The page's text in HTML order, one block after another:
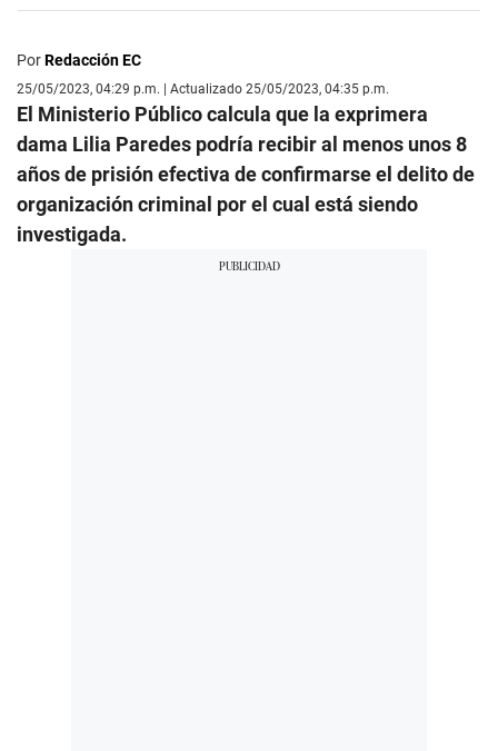
PorRedacción EC
25/05/2023, 04:29 p.m. | Actualizado 25/05/2023, 04:35 p.m.
El Ministerio Público calcula que la exprimera
dama Lilia Paredes podría recibir al menos unos 8
años de prisión efectiva de confirmarse el delito de
organización criminal por el cual está siendo
investigada.